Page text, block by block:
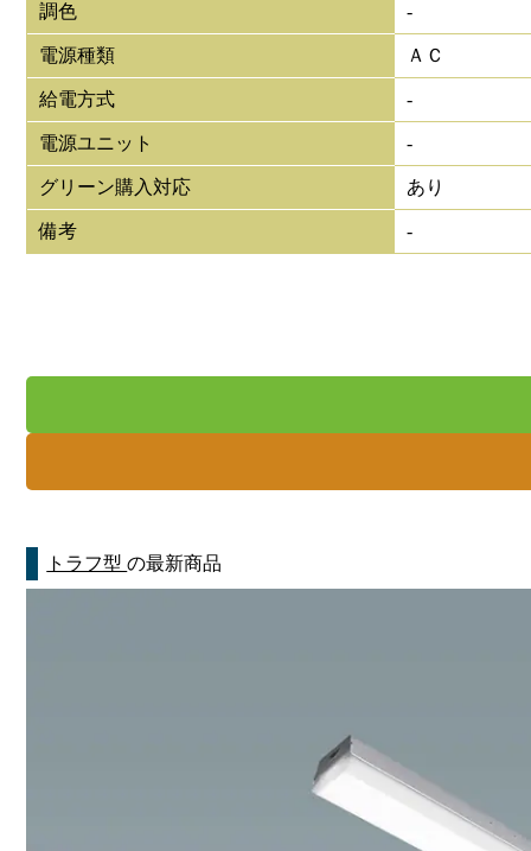
調色 -
電源種類 ＡＣ
給電方式 -
電源ユニット -
グリーン購入対応 あり
備考 -
トラフ型の最新商品